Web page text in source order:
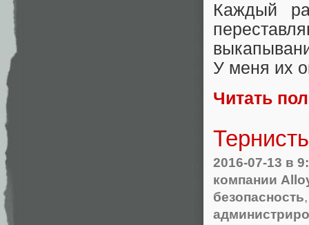
Каждый
У меня их
Читать
2016-07-13 в
компании
безопасность